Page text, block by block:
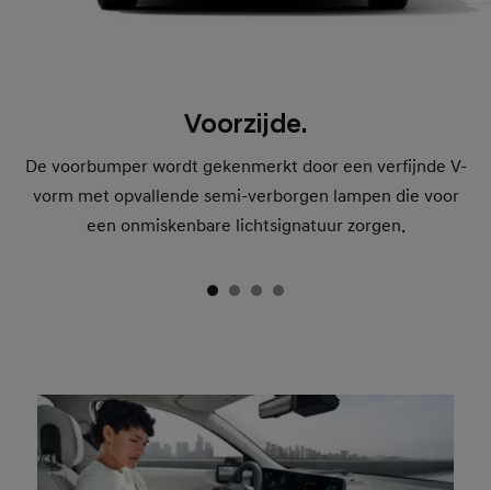
Voorzijde.
De voorbumper wordt gekenmerkt door een verfijnde V-
vorm met opvallende semi-verborgen lampen die voor
een onmiskenbare lichtsignatuur zorgen.